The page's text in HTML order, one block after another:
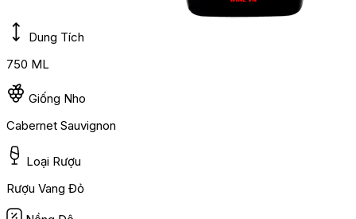
Dung Tích
750 ML
Giống Nho
Cabernet Sauvignon
Loại Rượu
Rượu Vang Đỏ